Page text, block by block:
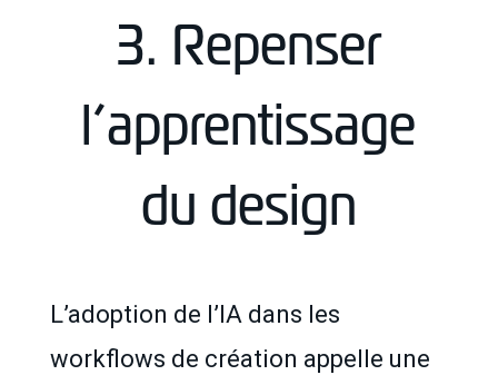
3. Repenser
l’apprentissage
du design
L’adoption de l’IA dans les
workflows de création appelle une